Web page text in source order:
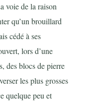
voie de la raison
qu’un brouillard
cédé à ses
lors d’une
des blocs de pierre
les plus grosses
quelque peu et